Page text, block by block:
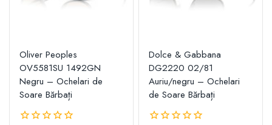
Oliver Peoples
OV5581SU 1492GN
Negru – Ochelari de
Soare Bărbați
Dolce & Gabbana
DG2220 02/81
Auriu/negru – Ochelari
de Soare Bărbați